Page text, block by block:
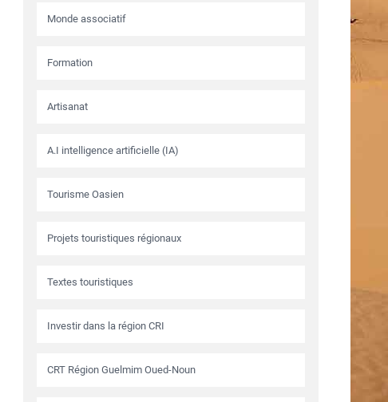
Monde associatif
Formation
Artisanat
A.I intelligence artificielle (IA)
Tourisme Oasien
Projets touristiques régionaux
Textes touristiques
Investir dans la région CRI
CRT Région Guelmim Oued-Noun